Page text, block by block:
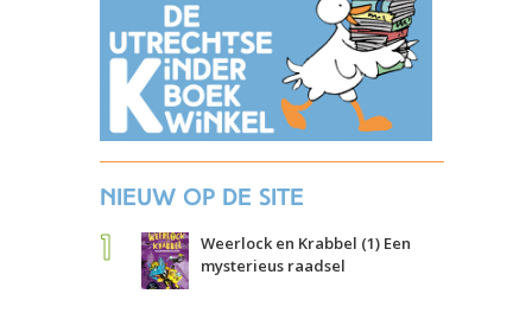
Nieuw op de site
Weerlock en Krabbel (1) Een
mysterieus raadsel